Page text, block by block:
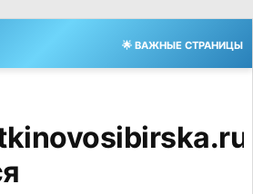
🌟 ВАЖНЫЕ СТРАНИЦЫ